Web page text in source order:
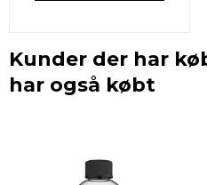
Kunder der har
har også købt